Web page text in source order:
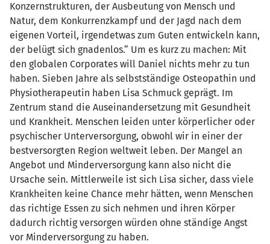
Konzernstrukturen, der Ausbeutung von Mensch und
Natur, dem Konkurrenzkampf und der Jagd nach dem
eigenen Vorteil, irgendetwas zum Guten entwickeln kann,
der belügt sich gnadenlos.“ Um es kurz zu machen: Mit
den globalen Corporates will Daniel nichts mehr zu tun
haben. Sieben Jahre als selbstständige Osteopathin und
Physiotherapeutin haben Lisa Schmuck geprägt. Im
Zentrum stand die Auseinandersetzung mit Gesundheit
und Krankheit. Menschen leiden unter körperlicher oder
psychischer Unterversorgung, obwohl wir in einer der
bestversorgten Region weltweit leben. Der Mangel an
Angebot und Minderversorgung kann also nicht die
Ursache sein. Mittlerweile ist sich Lisa sicher, dass viele
Krankheiten keine Chance mehr hätten, wenn Menschen
das richtige Essen zu sich nehmen und ihren Körper
dadurch richtig versorgen würden ohne ständige Angst
vor Minderversorgung zu haben.